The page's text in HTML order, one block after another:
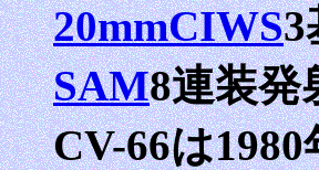
20mmCIWS3
SAM8連装発
CV-66は